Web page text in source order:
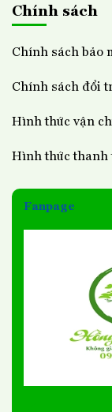
Chính sách
Chính sách bảo
Chính sách đổi
Hình thức vận
Hình thức thanh
Fanpage